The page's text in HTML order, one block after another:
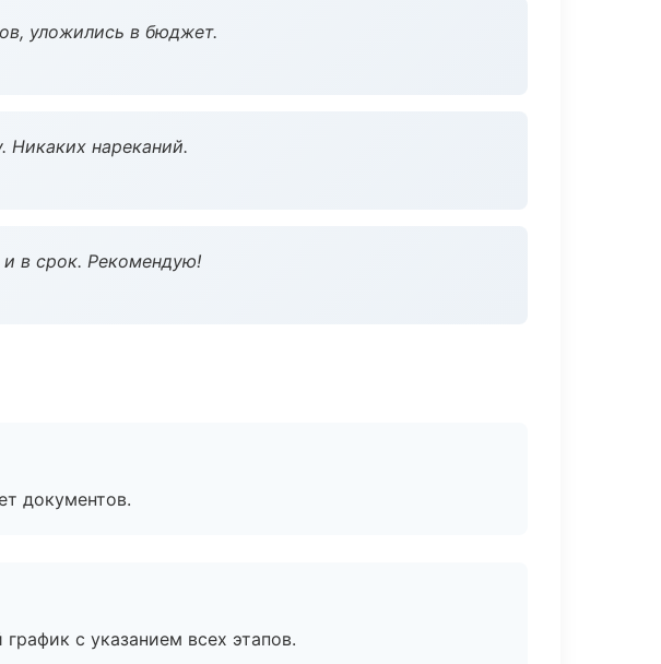
уложились в бюджет.
Никаких нареканий.
и в срок. Рекомендую!
документов.
с указанием всех этапов.